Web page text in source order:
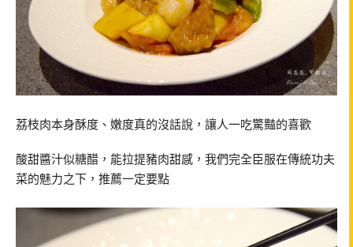
荔枝肉本身酥度、嫩度真的沒話說，讓人一吃驚豔的喜歡
酸甜醬汁似糖醋，能拉提豬肉甜感，我們完全臣服在傳統功夫
菜的魅力之下，推薦一定要點